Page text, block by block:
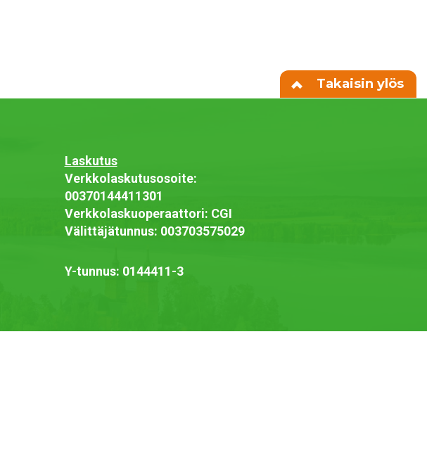
Takaisin ylös
Laskutus
Verkkolaskutusosoite:
00370144411301
Verkkolaskuoperaattori: CGI
Välittäjätunnus: 003703575029
Y-tunnus: 0144411-3